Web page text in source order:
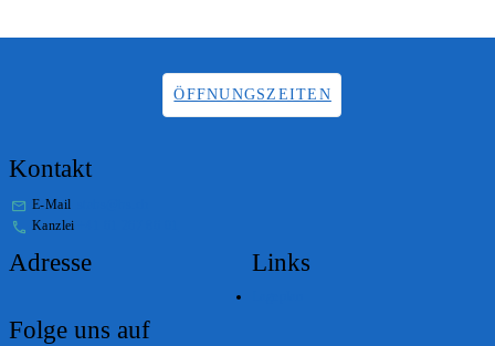
ÖFFNUNGSZEITEN
Kontakt
E-Mail
Kanzlei
Adresse Links
Folge uns auf